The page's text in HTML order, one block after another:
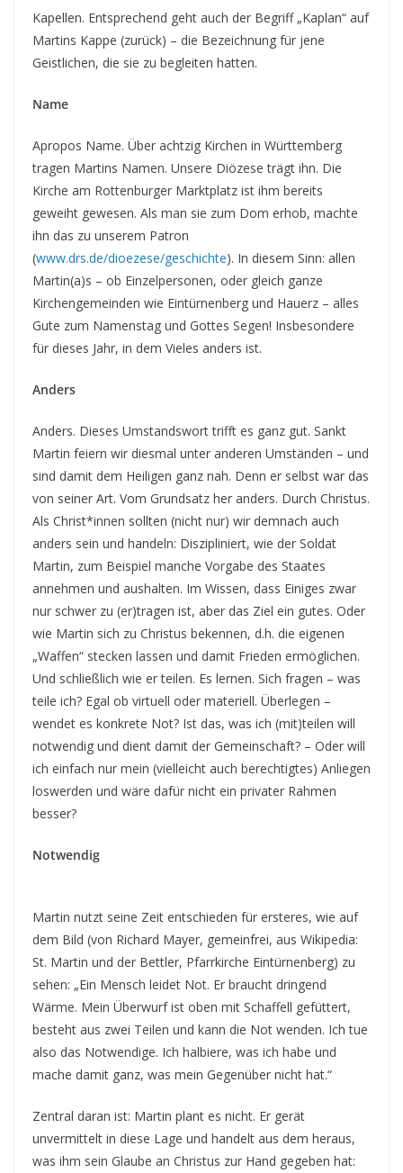
Kapellen. Entsprechend geht auch der Begriff „Kaplan“ auf
Martins Kappe (zurück) – die Bezeichnung für jene
Geistlichen, die sie zu begleiten hatten.
Name
Apropos Name. Über achtzig Kirchen in Württemberg
tragen Martins Namen. Unsere Diözese trägt ihn. Die
Kirche am Rottenburger Marktplatz ist ihm bereits
geweiht gewesen. Als man sie zum Dom erhob, machte
ihn das zu unserem Patron
(www.drs.de/dioezese/geschichte). In diesem Sinn: allen
Martin(a)s – ob Einzelpersonen, oder gleich ganze
Kirchengemeinden wie Eintürnenberg und Hauerz – alles
Gute zum Namenstag und Gottes Segen! Insbesondere
für dieses Jahr, in dem Vieles anders ist.
Anders
Anders. Dieses Umstandswort trifft es ganz gut. Sankt
Martin feiern wir diesmal unter anderen Umständen – und
sind damit dem Heiligen ganz nah. Denn er selbst war das
von seiner Art. Vom Grundsatz her anders. Durch Christus.
Als Christ*innen sollten (nicht nur) wir demnach auch
anders sein und handeln: Diszipliniert, wie der Soldat
Martin, zum Beispiel manche Vorgabe des Staates
annehmen und aushalten. Im Wissen, dass Einiges zwar
nur schwer zu (er)tragen ist, aber das Ziel ein gutes. Oder
wie Martin sich zu Christus bekennen, d.h. die eigenen
„Waffen“ stecken lassen und damit Frieden ermöglichen.
Und schließlich wie er teilen. Es lernen. Sich fragen – was
teile ich? Egal ob virtuell oder materiell. Überlegen –
wendet es konkrete Not? Ist das, was ich (mit)teilen will
notwendig und dient damit der Gemeinschaft? – Oder will
ich einfach nur mein (vielleicht auch berechtigtes) Anliegen
loswerden und wäre dafür nicht ein privater Rahmen
besser?
Notwendig
Martin nutzt seine Zeit entschieden für ersteres, wie auf
dem Bild (von Richard Mayer, gemeinfrei, aus Wikipedia:
St. Martin und der Bettler, Pfarrkirche Eintürnenberg) zu
sehen: „Ein Mensch leidet Not. Er braucht dringend
Wärme. Mein Überwurf ist oben mit Schaffell gefüttert,
besteht aus zwei Teilen und kann die Not wenden. Ich tue
also das Notwendige. Ich halbiere, was ich habe und
mache damit ganz, was mein Gegenüber nicht hat.“
Zentral daran ist: Martin plant es nicht. Er gerät
unvermittelt in diese Lage und handelt aus dem heraus,
was ihm sein Glaube an Christus zur Hand gegeben hat: